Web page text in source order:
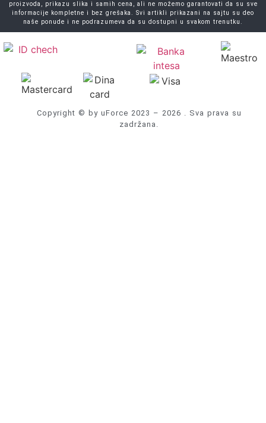
proizvoda, prikazu slika i samih cena, ali ne možemo garantovati da su sve
informacije kompletne i bez grešaka. Svi artikli prikazani na sajtu su deo
naše ponude i ne podrazumeva da su dostupni u svakom trenutku.
Copyright © by uForce 2023 – 2026 . Sva prava su
zadržana.